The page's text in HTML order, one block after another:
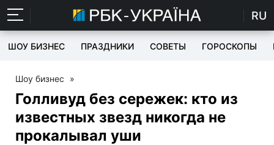
RU
ШОУ БИЗНЕС ПРАЗДНИКИ СОВЕТЫ ГОРОСКОПЫ
Шоу бизнес »
Голливуд без сережек: кто из
известных звезд никогда не
прокалывал уши